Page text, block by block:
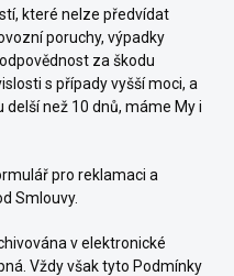
které nelze předvídat
poruchy, výpadky
za škodu
s případy vyšší moci, a
než 10 dnů, máme My i
pro reklamaci a
Smlouvy.
v elektronické
Vždy však tyto Podmínky